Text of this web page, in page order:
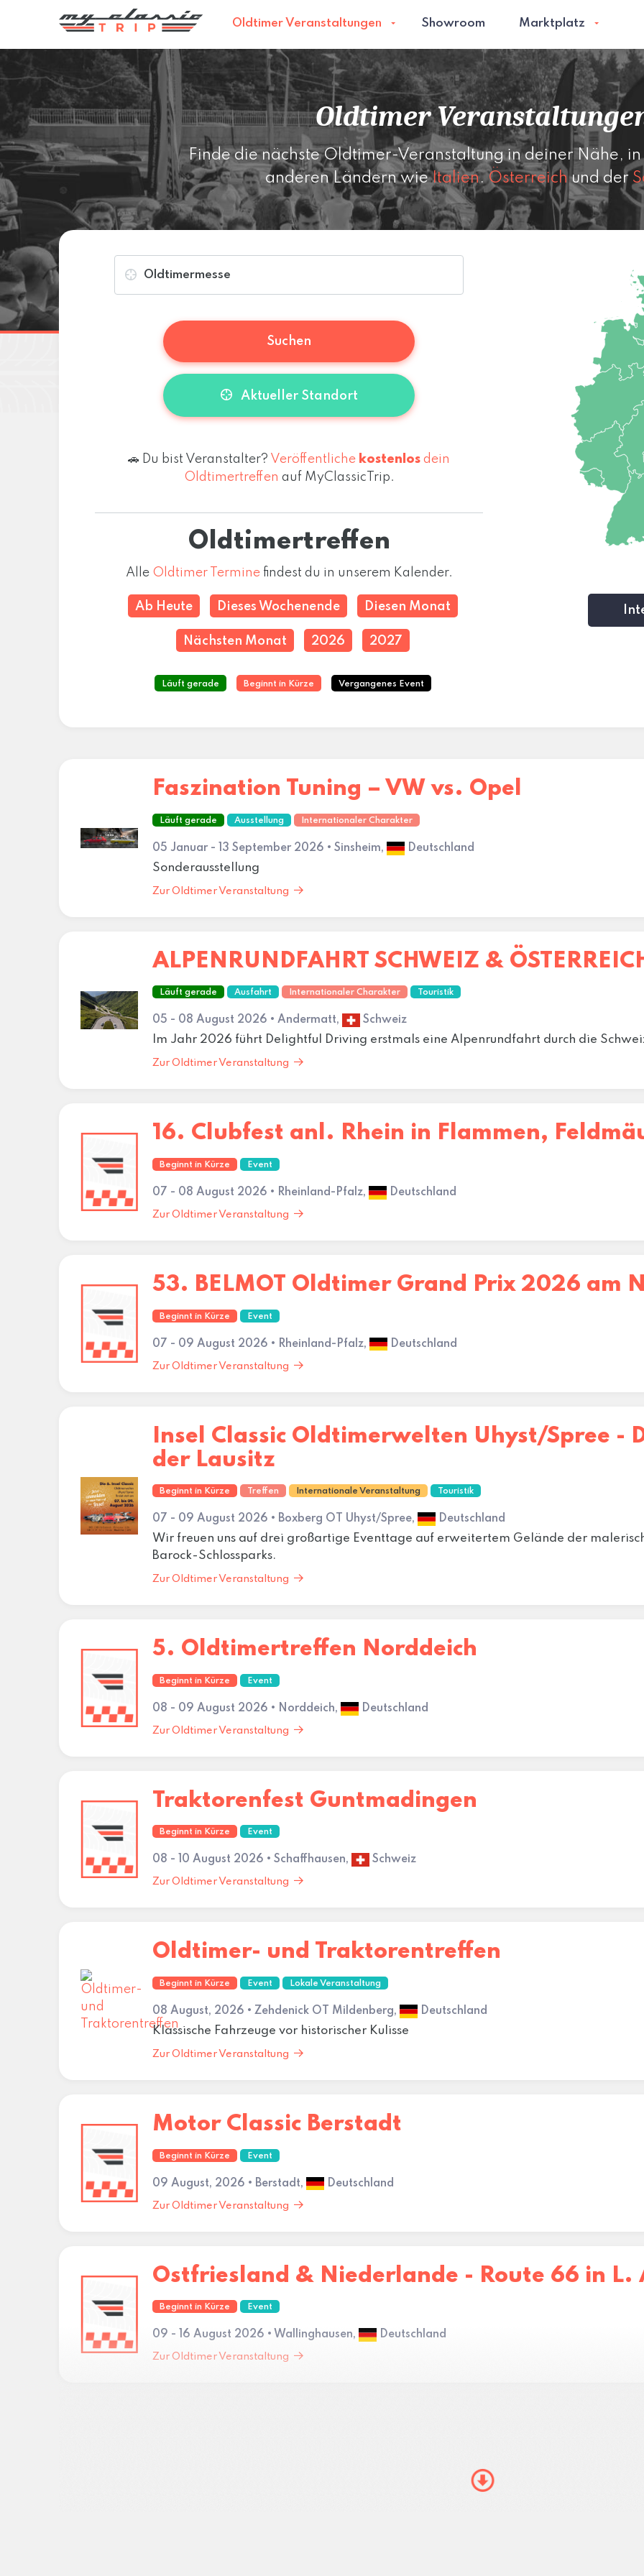
Oldtimer Veranstaltungen Showroom Marktplatz
Oldtimer
Finde die nächste Oldtimer-Veranstaltung in deiner Nähe, in
anderen Ländern wieItalien.Österreichund der
Suchen
Aktueller Standort
🚗 Du bist Veranstalter? Veröffentliche kostenlos dein
Oldtimertreffen auf MyClassicTrip.
Oldtimertreffen
Alle Oldtimer Terminefindest du in unserem Kalender.
Ab Heute Dieses Wochenende Diesen Monat
Nächsten Monat 2026 2027
Läuft gerade Beginnt in Kürze Vergangenes Event
Faszination Tuning – VW vs. Opel
Läuft gerade Ausstellung Internationaler Charakter
05 Januar - 13 September 2026 • Sinsheim, Deutschland
Sonderausstellung
Zur Oldtimer Veranstaltung
ALPENRUNDFAHRT SCHWEIZ &
Läuft gerade Ausfahrt Internationaler Charakter Touristik
05 - 08 August 2026 • Andermatt, Schweiz
Im Jahr 2026 führt Delightful Driving erstmals eine Alpenrundfahrt durch die
Zur Oldtimer Veranstaltung
16. Clubfest anl. Rhein in Flammen,
Beginnt in Kürze Event
07 - 08 August 2026 • Rheinland-Pfalz, Deutschland
Zur Oldtimer Veranstaltung
53. BELMOT Oldtimer Grand Prix 2026 am
Beginnt in Kürze Event
07 - 09 August 2026 • Rheinland-Pfalz, Deutschland
Zur Oldtimer Veranstaltung
Insel Classic Oldtimerwelten Uhyst/Spree -
der Lausitz
Beginnt in Kürze Treffen Internationale Veranstaltung Touristik
07 - 09 August 2026 • Boxberg OT Uhyst/Spree, Deutschland
Wir freuen uns auf drei großartige Eventtage auf erweitertem Gelände der
Barock-Schlossparks.
Zur Oldtimer Veranstaltung
5. Oldtimertreffen Norddeich
Beginnt in Kürze Event
08 - 09 August 2026 • Norddeich, Deutschland
Zur Oldtimer Veranstaltung
Traktorenfest Guntmadingen
Beginnt in Kürze Event
08 - 10 August 2026 • Schaffhausen, Schweiz
Zur Oldtimer Veranstaltung
Oldtimer- und Traktorentreffen
Beginnt in Kürze Event Lokale Veranstaltung
08 August, 2026 • Zehdenick OT Mildenberg, Deutschland
Klassische Fahrzeuge vor historischer Kulisse
Zur Oldtimer Veranstaltung
Motor Classic Berstadt
Beginnt in Kürze Event
09 August, 2026 • Berstadt, Deutschland
Zur Oldtimer Veranstaltung
Ostfriesland & Niederlande - Route 66 in L.
Beginnt in Kürze Event
09 - 16 August 2026 • Wallinghausen, Deutschland
Zur Oldtimer Veranstaltung